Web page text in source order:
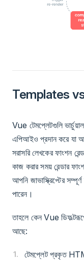
Templates
Vue টেমপ্লেটগুলি
এপিআইও প্রদান করে যা
সরাসরি লেখকের ফাংশন
কাজ করার সময় রেন্ডার
আপনি জাভাস্ক্রিপ্টের
পারেন।
তাহলে কেন Vue
আছে:
টেমপ্লেট প্রকৃত